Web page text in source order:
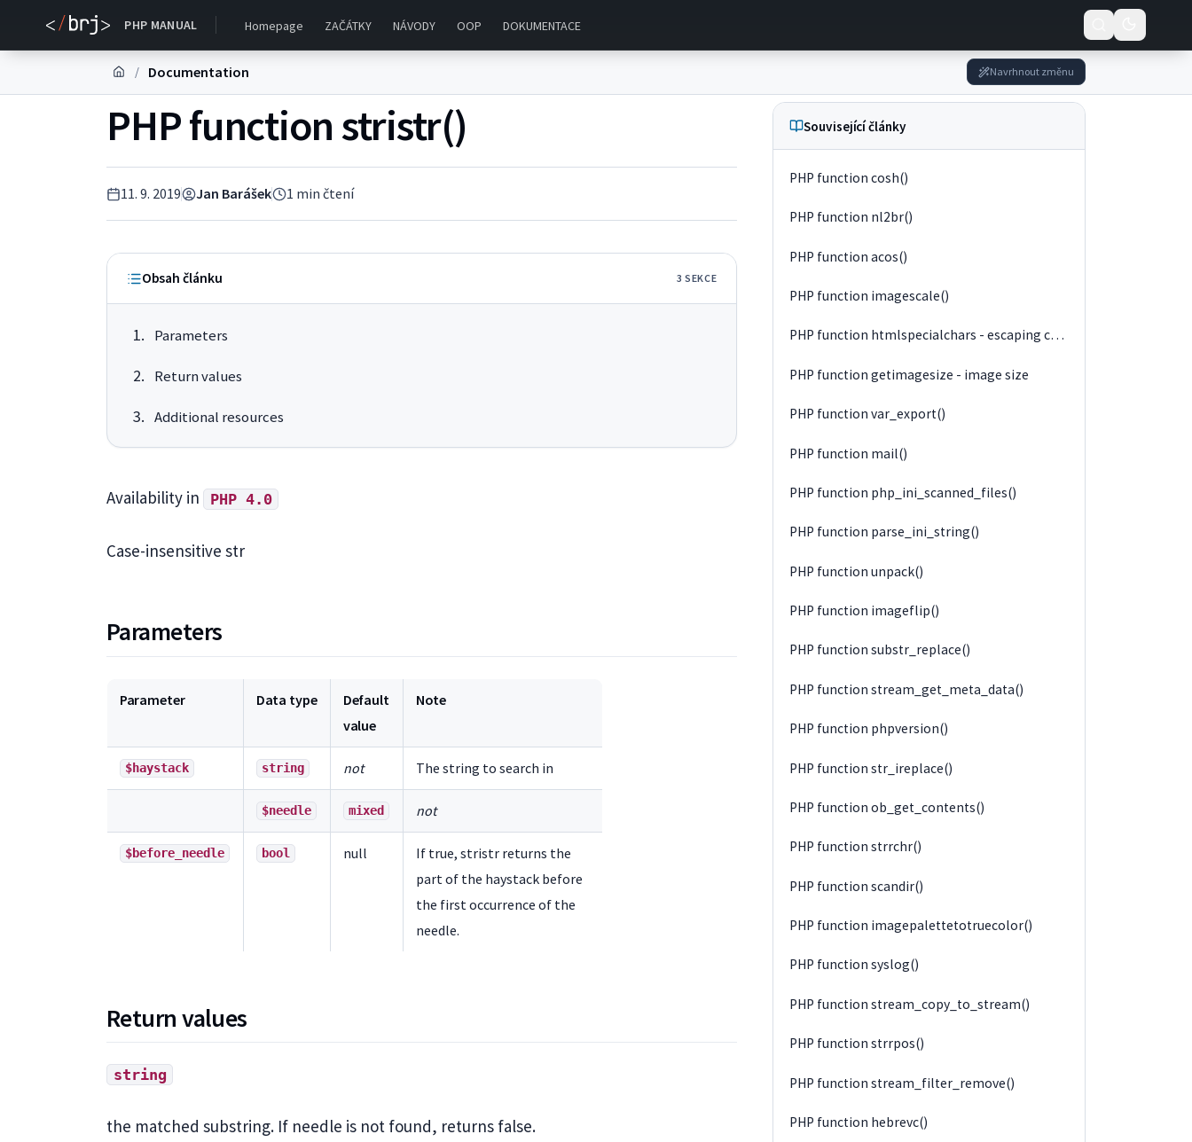
PHP MANUAL Homepage ZAČÁTKY NÁVODY OOP DOKUMENTACE
/ Documentation Navrhnout změnu
PHP function stristr()
11. 9. 2019 Jan Barášek 1 min čtení
Obsah článku 3 SEKCE
Parameters
Return values
Additional resources
Availability in PHP 4.0
Case-insensitive str
Parameters
Parameter Data type
Default
value
Note
$haystack string not The string to search in
$needle mixed not
$before_needle bool null
If true, stristr returns the
part of the haystack before
the first occurrence of the
needle.
Return values
string
the matched substring. If needle is not found, returns false.
Související články
PHP function cosh()
PHP function nl2br()
PHP function acos()
PHP function imagescale()
PHP function htmlspecialchars - escaping characters
PHP function getimagesize - image size
PHP function var_export()
PHP function mail()
PHP function php_ini_scanned_files()
PHP function parse_ini_string()
PHP function unpack()
PHP function imageflip()
PHP function substr_replace()
PHP function stream_get_meta_data()
PHP function phpversion()
PHP function str_ireplace()
PHP function ob_get_contents()
PHP function strrchr()
PHP function scandir()
PHP function imagepalettetotruecolor()
PHP function syslog()
PHP function stream_copy_to_stream()
PHP function strrpos()
PHP function stream_filter_remove()
PHP function hebrevc()